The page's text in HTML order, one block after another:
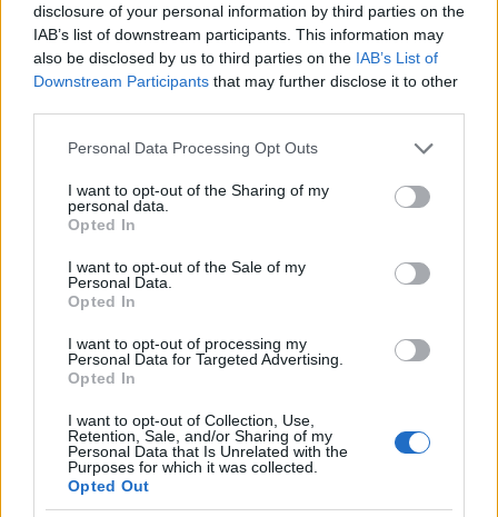
disclosure of your personal information by third parties on the
IAB’s list of downstream participants. This information may
also be disclosed by us to third parties on the IAB’s List of
Downstream Participants that may further disclose it to other
Please note that this website/app uses one or more Google
not limited to your visit or usage behaviour. You may click to
grant or deny consent to Google and its third-party tags to
use your data for below specified purposes in below Google
consent section.
Personal Data Processing Opt Outs
I want to opt-out of the Sharing of my
personal data.
Opted In
I want to opt-out of the Sale of my
Personal Data.
Opted In
I want to opt-out of processing my
Personal Data for Targeted Advertising.
Opted In
I want to opt-out of Collection, Use,
Retention, Sale, and/or Sharing of my
Personal Data that Is Unrelated with the
Purposes for which it was collected.
Opted Out
καταπράσινο προαύλιο, στο εσωτερικό της είναι γεμάτη
από εντυπωσιακές αγιογραφίες. Κάθε Αύγουστο
προσελκύει πλήθος πιστών που θέλουν να τιμήσουν τα